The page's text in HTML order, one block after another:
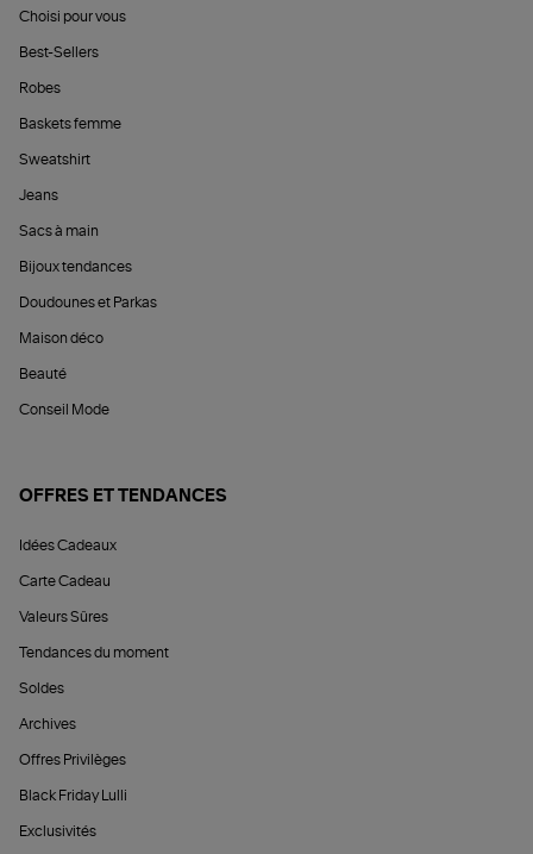
Choisi pour vous
Best-Sellers
Robes
Baskets femme
Sweatshirt
Jeans
Sacs à main
Bijoux tendances
Doudounes et Parkas
Maison déco
Beauté
Conseil Mode
OFFRES ET TENDANCES
Idées Cadeaux
Carte Cadeau
Valeurs Sûres
Tendances du moment
Soldes
Archives
Offres Privilèges
Black Friday Lulli
Exclusivités